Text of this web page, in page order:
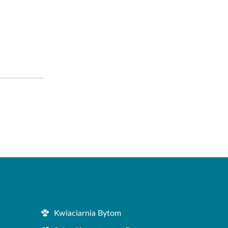
Kwiaciarnia Bytom